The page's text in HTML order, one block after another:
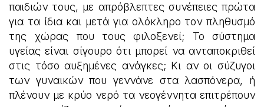
παιδιών τους, με απρόβλεπτες συνέπειες πρώτα
για τα ίδια και μετά για ολόκληρο τον πληθυσμό
της χώρας που τους φιλοξενεί; Το σύστημα
υγείας είναι σίγουρο ότι μπορεί να ανταποκριθεί
στις τόσο αυξημένες ανάγκες; Κι αν οι σύζυγοι
των γυναικών που γεννάνε στα λασπόνερα, ή
πλένουν με κρύο νερό τα νεογέννητα επιτρέπουν